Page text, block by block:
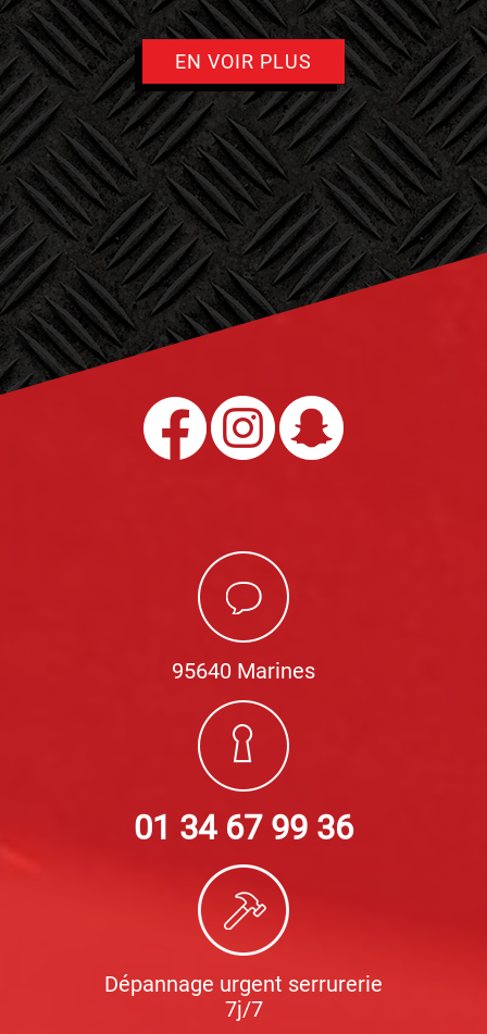
EN VOIR PLUS
95640 Marines
01 34 67 99 36
Dépannage urgent serrurerie
7j/7